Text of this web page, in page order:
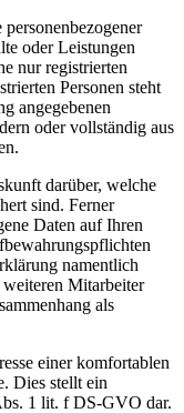
oder Leistungen
nur registrierten
Personen steht
angegebenen
oder vollständig aus
darüber, welche
sind. Ferner
Daten auf Ihren
namentlich
weiteren Mitarbeiter
als
einer komfortablen
Dies stellt ein
1 lit. f DS-GVO dar.